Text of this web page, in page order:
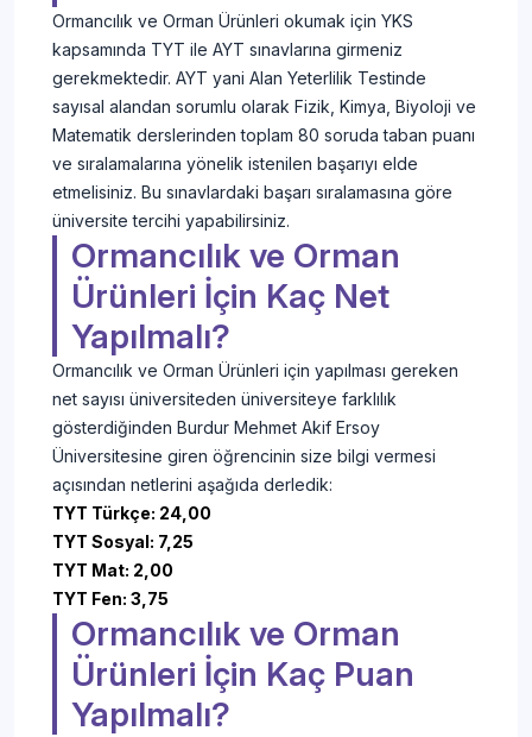
Ormancılık ve Orman Ürünleri okumak için YKS
kapsamında TYT ile AYT sınavlarına girmeniz
gerekmektedir. AYT yani Alan Yeterlilik Testinde
sayısal alandan sorumlu olarak Fizik, Kimya, Biyoloji ve
Matematik derslerinden toplam 80 soruda taban puanı
ve sıralamalarına yönelik istenilen başarıyı elde
etmelisiniz. Bu sınavlardaki başarı sıralamasına göre
üniversite tercihi yapabilirsiniz.
Ormancılık ve Orman
Ürünleri İçin Kaç Net
Yapılmalı?
Ormancılık ve Orman Ürünleri için yapılması gereken
net sayısı üniversiteden üniversiteye farklılık
gösterdiğinden Burdur Mehmet Akif Ersoy
Üniversitesine giren öğrencinin size bilgi vermesi
açısından netlerini aşağıda derledik:
TYT Türkçe: 24,00
TYT Sosyal: 7,25
TYT Mat: 2,00
TYT Fen: 3,75
Ormancılık ve Orman
Ürünleri İçin Kaç Puan
Yapılmalı?